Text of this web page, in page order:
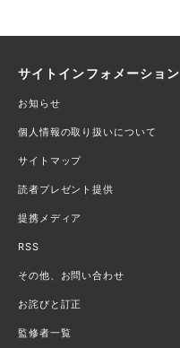
サイトインフォメーション
お知らせ
個人情報の取り扱いについて
サイトマップ
読者プレゼント提供
提携メディア
RSS
その他、お問い合わせ
お詫びと訂正
監修者一覧